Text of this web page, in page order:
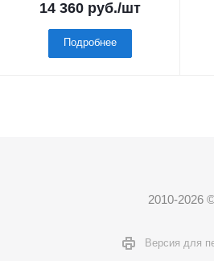
14 360 руб./шт
Подробнее
2010-2026
Версия для